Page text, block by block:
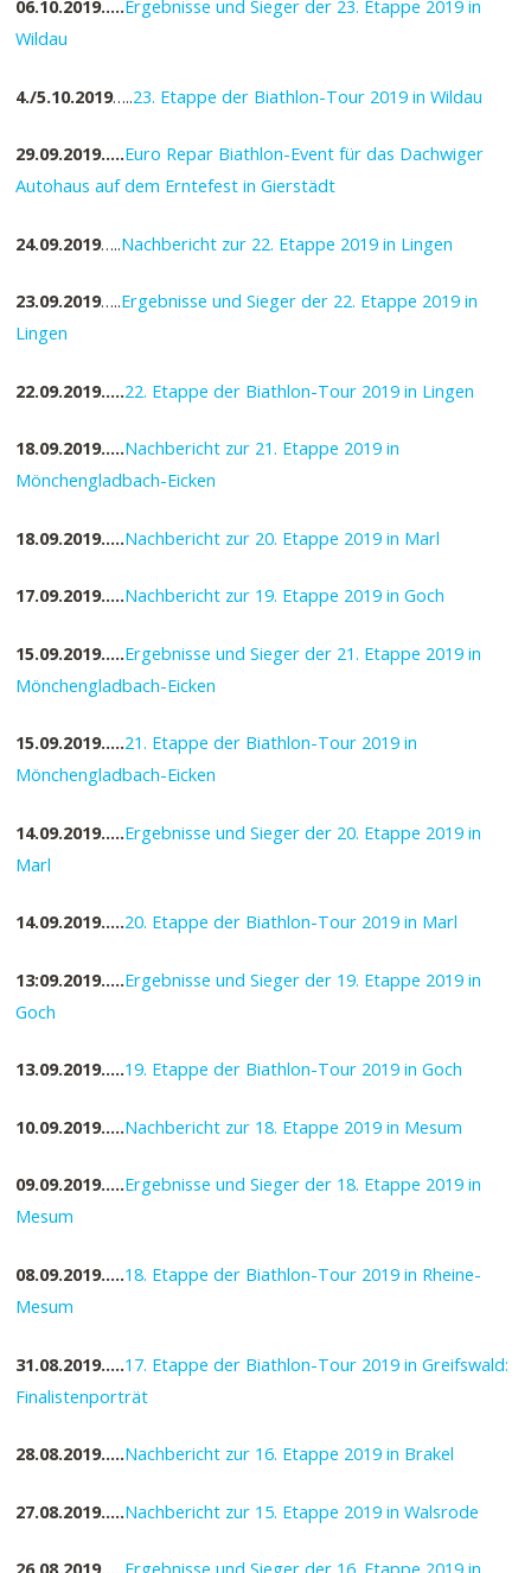
06.10.2019…..Ergebnisse und Sieger der 23. Etappe 2019 in
Wildau
4./5.10.2019…..23. Etappe der Biathlon-Tour 2019 in Wildau
29.09.2019…..Euro Repar Biathlon-Event für das Dachwiger
Autohaus auf dem Erntefest in Gierstädt
24.09.2019…..Nachbericht zur 22. Etappe 2019 in Lingen
23.09.2019…..Ergebnisse und Sieger der 22. Etappe 2019 in
Lingen
22.09.2019…..22. Etappe der Biathlon-Tour 2019 in Lingen
18.09.2019…..Nachbericht zur 21. Etappe 2019 in
Mönchengladbach-Eicken
18.09.2019…..Nachbericht zur 20. Etappe 2019 in Marl
17.09.2019…..Nachbericht zur 19. Etappe 2019 in Goch
15.09.2019…..Ergebnisse und Sieger der 21. Etappe 2019 in
Mönchengladbach-Eicken
15.09.2019…..21. Etappe der Biathlon-Tour 2019 in
Mönchengladbach-Eicken
14.09.2019…..Ergebnisse und Sieger der 20. Etappe 2019 in
Marl
14.09.2019…..20. Etappe der Biathlon-Tour 2019 in Marl
13:09.2019…..Ergebnisse und Sieger der 19. Etappe 2019 in
Goch
13.09.2019…..19. Etappe der Biathlon-Tour 2019 in Goch
10.09.2019…..Nachbericht zur 18. Etappe 2019 in Mesum
09.09.2019…..Ergebnisse und Sieger der 18. Etappe 2019 in
Mesum
08.09.2019…..18. Etappe der Biathlon-Tour 2019 in Rheine-
Mesum
31.08.2019…..17. Etappe der Biathlon-Tour 2019 in Greifswald:
Finalistenporträt
28.08.2019…..Nachbericht zur 16. Etappe 2019 in Brakel
27.08.2019…..Nachbericht zur 15. Etappe 2019 in Walsrode